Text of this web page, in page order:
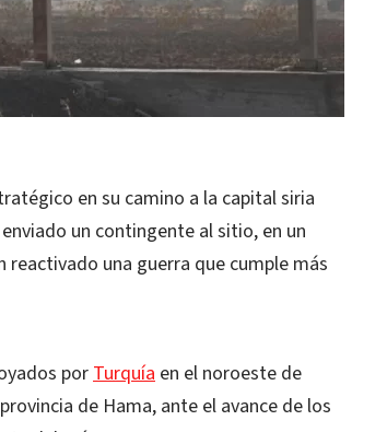
en su camino a la capital siria
un contingente al sitio, en un
reactivado una guerra que cumple más
porTurquía en el noroeste de
de Hama, ante el avance de los